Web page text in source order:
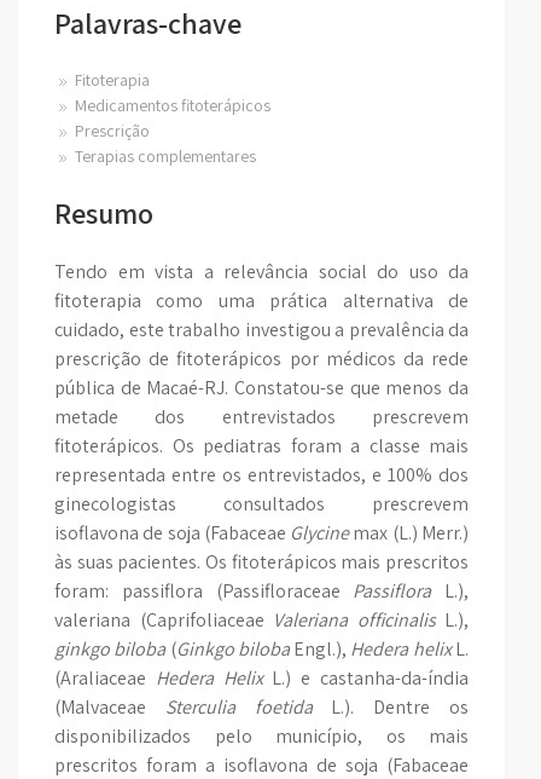
Palavras-chave
Fitoterapia
Medicamentos fitoterápicos
Prescrição
Terapias complementares
Resumo
Tendo em vista a relevância social do uso da
fitoterapia como uma prática alternativa de
cuidado, este trabalho investigou a prevalência da
prescrição de fitoterápicos por médicos da rede
pública de Macaé-RJ. Constatou-se que menos da
metade dos entrevistados prescrevem
fitoterápicos. Os pediatras foram a classe mais
representada entre os entrevistados, e 100% dos
ginecologistas consultados prescrevem
isoflavona de soja (Fabaceae Glycinemax (L.) Merr.)
às suas pacientes. Os fitoterápicos mais prescritos
foram: passiflora (Passifloraceae Passiflora L.),
valeriana (Caprifoliaceae Valeriana officinalis L.),
ginkgo biloba(Ginkgo bilobaEngl.), Hedera helixL.
(Araliaceae Hedera HelixL.) e castanha-da-índia
(Malvaceae Sterculia foetida L.). Dentre os
disponibilizados pelo município, os mais
prescritos foram a isoflavona de soja (Fabaceae